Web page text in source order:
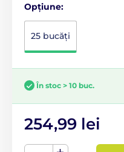
Opțiune:
25 bucăți
În stoc > 10 buc.
254,99 lei